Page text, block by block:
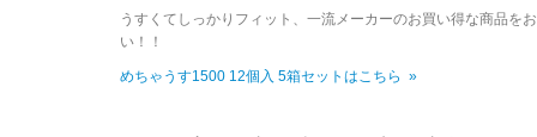
うすくてしっかりフィット、一流メーカーのお買い得な商品を
い！！
めちゃうす1500 12個入 5箱セットはこちら »